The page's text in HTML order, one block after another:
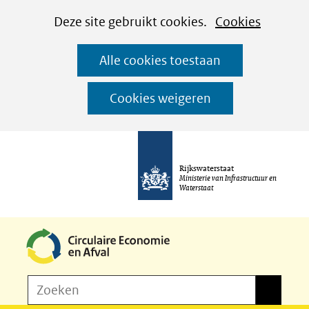
CookiesDeze site gebruikt cookies. Cookies
worden
toegestaan
geweigerd.
Alle cookies toestaan
Cookies weigeren
Ga
naar
de
inhoud
Rijkswaterstaat
Ministerie van Infrastructuur en
Waterstaat
o
Zoeken